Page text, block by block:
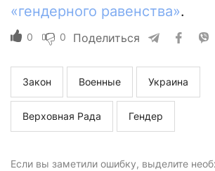
«гендерного равенства».
0 0 Поделиться
Закон Военные Украина
Верховная Рада Гендер
Если вы заметили ошибку, выделите